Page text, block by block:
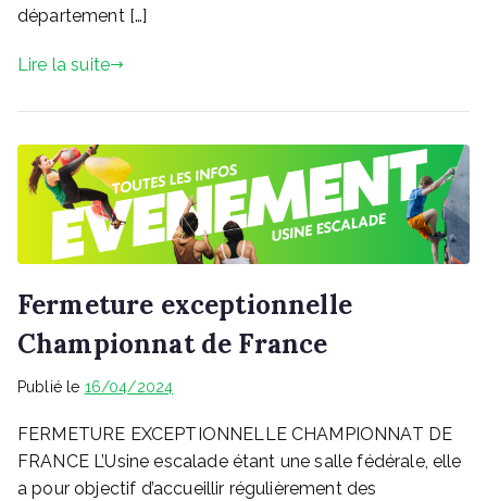
département […]
Lire la suite
Fermeture exceptionnelle
Championnat de France
Publié le 16/04/2024
FERMETURE EXCEPTIONNELLE CHAMPIONNAT DE
FRANCE L’Usine escalade étant une salle fédérale, elle
a pour objectif d’accueillir régulièrement des